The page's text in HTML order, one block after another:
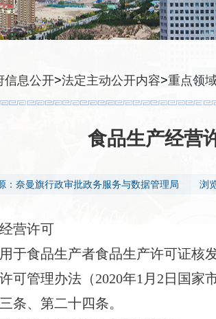
信息公开>法定主动公开内容>重点领
食品生产经营
： 奈曼旗行政审批政务服务与数据管理局​ 浏
营许可
于食品生产者食品生产许可证核
可管理办法（2020年1月2日国家
条、第二十四条。